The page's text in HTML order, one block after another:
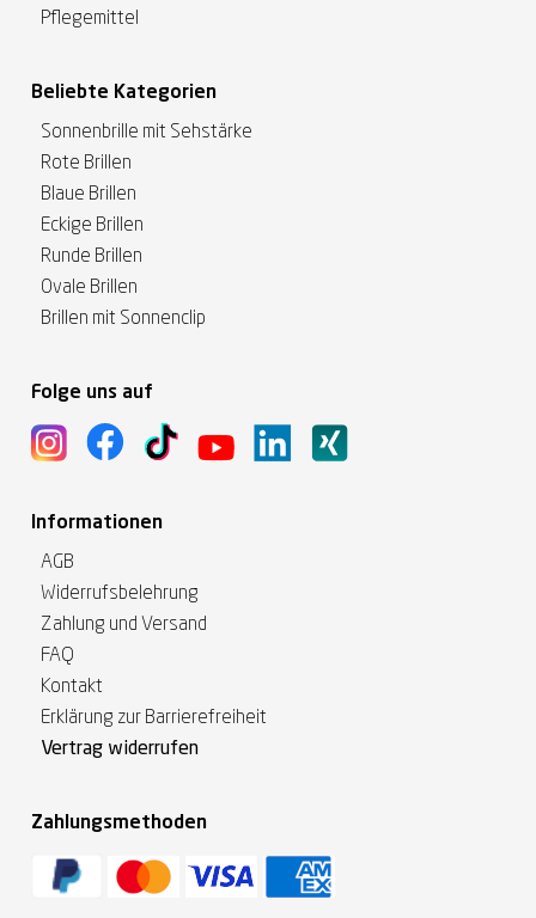
Pflegemittel
Beliebte Kategorien
Sonnenbrille mit Sehstärke
Rote Brillen
Blaue Brillen
Eckige Brillen
Runde Brillen
Ovale Brillen
Brillen mit Sonnenclip
Folge uns auf
Informationen
AGB
Widerrufsbelehrung
Zahlung und Versand
FAQ
Kontakt
Erklärung zur Barrierefreiheit
Vertrag widerrufen
Zahlungsmethoden